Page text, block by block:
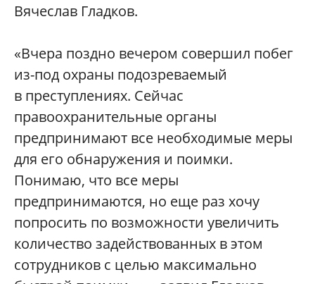
Вячеслав Гладков.
«Вчера поздно вечером совершил побег
из-под охраны подозреваемый
в преступлениях. Сейчас
правоохранительные органы
предпринимают все необходимые меры
для его обнаружения и поимки.
Понимаю, что все меры
предпринимаются, но еще раз хочу
попросить по возможности увеличить
количество задействованных в этом
сотрудников с целью максимально